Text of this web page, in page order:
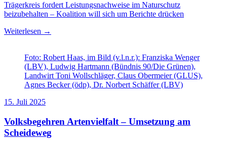
Trägerkreis fordert Leistungsnachweise im Naturschutz
beizubehalten – Koalition will sich um Berichte drücken
Weiterlesen →
Foto: Robert Haas, im Bild (v.l.n.r.): Franziska Wenger
(LBV), Ludwig Hartmann (Bündnis 90/Die Grünen),
Landwirt Toni Wollschläger, Claus Obermeier (GLUS),
Agnes Becker (ödp), Dr. Norbert Schäffer (LBV)
15. Juli 2025
Volksbegehren Artenvielfalt – Umsetzung am
Scheideweg